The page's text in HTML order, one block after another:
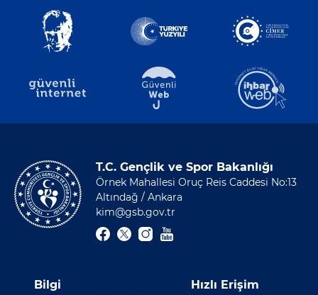
T.C. Gençlik ve Spor Bakanlığı
Örnek Mahallesi Oruç Reis Caddesi No:13
Altındağ / Ankara
kim@gsb.gov.tr
Bilgi Hızlı Erişim